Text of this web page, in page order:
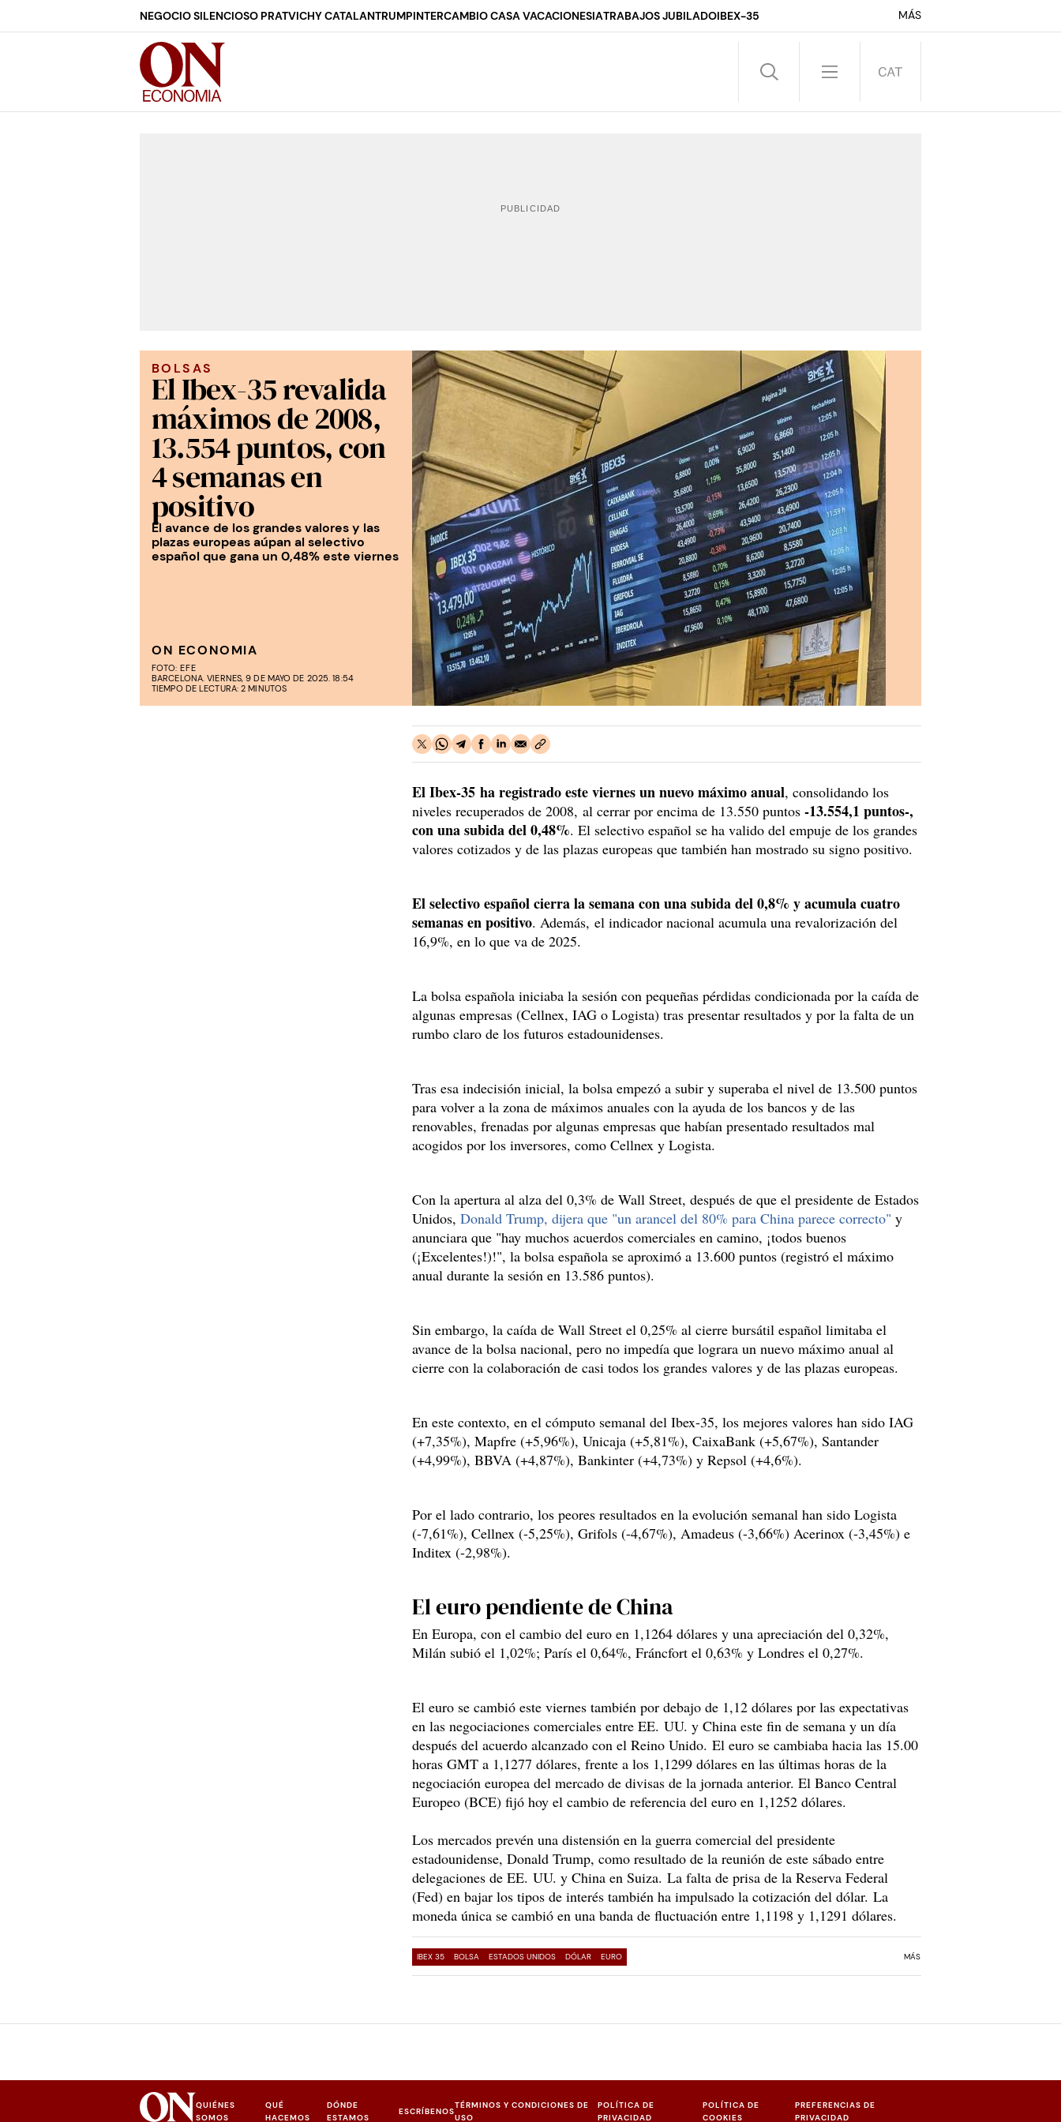
NEGOCIO SILENCIOSO PRATVICHY CATALANTRUMPINTERCAMBIO CASA VACACIONESIATRABAJOS JUBILADOIBEX-35 MÁS
BOLSAS
El Ibex-35 revalida
máximos de 2008,
13.554 puntos, con
4 semanas en
positivo
El avance de los grandes valores y las
plazas europeas aúpan al selectivo
español que gana un 0,48% este viernes
ON ECONOMIA
FOTO: EFE
BARCELONA. VIERNES, 9 DE MAYO DE 2025. 18:54
TIEMPO DE LECTURA: 2 MINUTOS
El Ibex-35 ha registrado este viernes un nuevo máximo anual, consolidando los
niveles recuperados de 2008, al cerrar por encima de 13.550 puntos -13.554,1 puntos-,
con una subida del 0,48%. El selectivo español se ha valido del empuje de los grandes
valores cotizados y de las plazas europeas que también han mostrado su signo positivo.
El selectivo español cierra la semana con una subida del 0,8% y acumula cuatro
semanas en positivo. Además, el indicador nacional acumula una revalorización del
16,9%, en lo que va de 2025.
La bolsa española iniciaba la sesión con pequeñas pérdidas condicionada por la caída de
algunas empresas (Cellnex, IAG o Logista) tras presentar resultados y por la falta de un
rumbo claro de los futuros estadounidenses.
Tras esa indecisión inicial, la bolsa empezó a subir y superaba el nivel de 13.500 puntos
para volver a la zona de máximos anuales con la ayuda de los bancos y de las
renovables, frenadas por algunas empresas que habían presentado resultados mal
acogidos por los inversores, como Cellnex y Logista.
Con la apertura al alza del 0,3% de Wall Street, después de que el presidente de Estados
Unidos, Donald Trump, dijera que "un arancel del 80% para China parece correcto" y
anunciara que "hay muchos acuerdos comerciales en camino, ¡todos buenos
(¡Excelentes!)!", la bolsa española se aproximó a 13.600 puntos (registró el máximo
anual durante la sesión en 13.586 puntos).
Sin embargo, la caída de Wall Street el 0,25% al cierre bursátil español limitaba el
avance de la bolsa nacional, pero no impedía que lograra un nuevo máximo anual al
cierre con la colaboración de casi todos los grandes valores y de las plazas europeas.
En este contexto, en el cómputo semanal del Ibex-35, los mejores valores han sido IAG
(+7,35%), Mapfre (+5,96%), Unicaja (+5,81%), CaixaBank (+5,67%), Santander
(+4,99%), BBVA (+4,87%), Bankinter (+4,73%) y Repsol (+4,6%).
Por el lado contrario, los peores resultados en la evolución semanal han sido Logista
(-7,61%), Cellnex (-5,25%), Grifols (-4,67%), Amadeus (-3,66%) Acerinox (-3,45%) e
Inditex (-2,98%).
El euro pendiente de China
En Europa, con el cambio del euro en 1,1264 dólares y una apreciación del 0,32%,
Milán subió el 1,02%; París el 0,64%, Fráncfort el 0,63% y Londres el 0,27%.
El euro se cambió este viernes también por debajo de 1,12 dólares por las expectativas
en las negociaciones comerciales entre EE. UU. y China este fin de semana y un día
después del acuerdo alcanzado con el Reino Unido. El euro se cambiaba hacia las 15.00
horas GMT a 1,1277 dólares, frente a los 1,1299 dólares en las últimas horas de la
negociación europea del mercado de divisas de la jornada anterior. El Banco Central
Europeo (BCE) fijó hoy el cambio de referencia del euro en 1,1252 dólares.
Los mercados prevén una distensión en la guerra comercial del presidente
estadounidense, Donald Trump, como resultado de la reunión de este sábado entre
delegaciones de EE. UU. y China en Suiza. La falta de prisa de la Reserva Federal
(Fed) en bajar los tipos de interés también ha impulsado la cotización del dólar. La
moneda única se cambió en una banda de fluctuación entre 1,1198 y 1,1291 dólares.
IBEX 35 BOLSA ESTADOS UNIDOS DÓLAR EURO MÁS
QUIÉNES
SOMOS
QUÉ
HACEMOS
DÓNDE
ESTAMOS
ESCRÍBENOS
TÉRMINOS Y CONDICIONES DE
USO
POLÍTICA DE
PRIVACIDAD
POLÍTICA DE
COOKIES
PREFERENCIAS DE
PRIVACIDAD